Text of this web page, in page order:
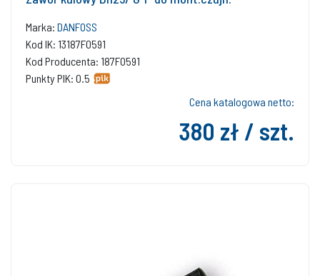
Marka: DANFOSS
Kod IK: 13187F0591
Kod Producenta: 187F0591
Punkty PIK: 0.5
Cena katalogowa netto:
380 zł / szt.